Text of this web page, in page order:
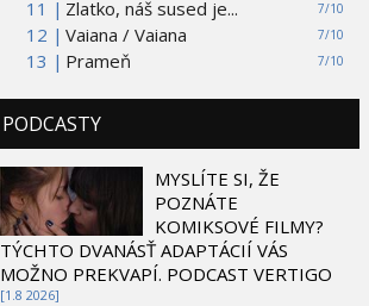
11 |
7/10
Zlatko, náš sused je...
12 |
7/10
Vaiana / Vaiana
13 |
7/10
Prameň
PODCASTY
MYSLÍTE SI, ŽE
POZNÁTE
KOMIKSOVÉ FILMY?
TÝCHTO DVANÁSŤ ADAPTÁCIÍ VÁS
MOŽNO PREKVAPÍ. PODCAST VERTIGO
[1.8 2026]